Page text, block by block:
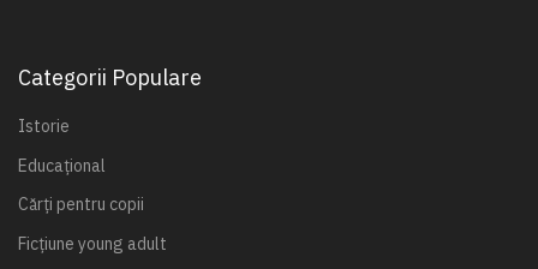
Categorii Populare
Istorie
Educațional
Cărți pentru copii
Ficțiune young adult